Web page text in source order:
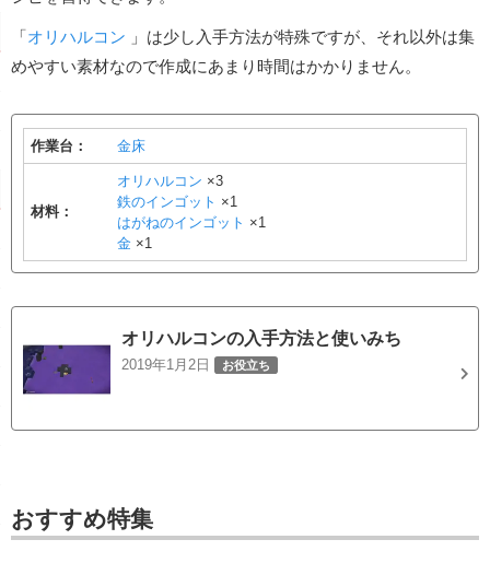
「オリハルコン 」は少し入手方法が特殊ですが、それ以外は集
めやすい素材なので作成にあまり時間はかかりません。
作業台： 金床
材料：
オリハルコン ×3
鉄のインゴット ×1
はがねのインゴット ×1
金 ×1
オリハルコンの入手方法と使いみち
2019年1月2日 お役立ち
おすすめ特集